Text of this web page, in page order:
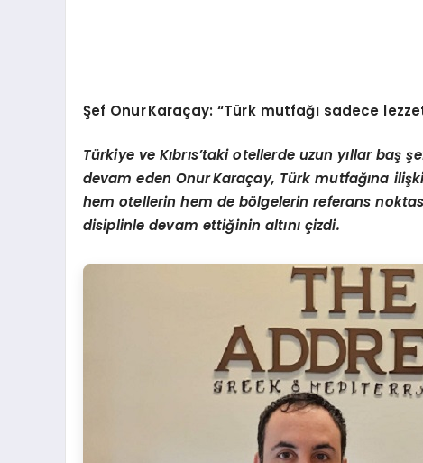
Şef OnurKaraçay: “Türk mutfağı sadece
Türkiye ve Kıbrıs’taki otellerde uzun yıllar baş
devam eden OnurKaraçay, Türk mutfağına iliş
hem otellerin hem de bölgelerin referans
disiplinle devam ettiğinin altını çizdi.